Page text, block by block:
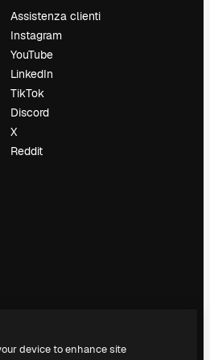
Assistenza clienti
Instagram
YouTube
LinkedIn
TikTok
Discord
X
Reddit
device to enhance site